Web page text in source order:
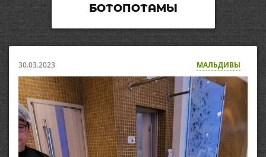
БОТОПОТАМЫ
30.03.2023 МАЛЬДИВЫ